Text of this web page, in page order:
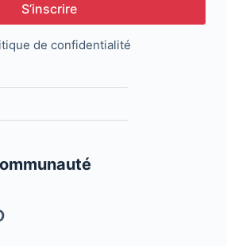
S’inscrire
de confidentialité